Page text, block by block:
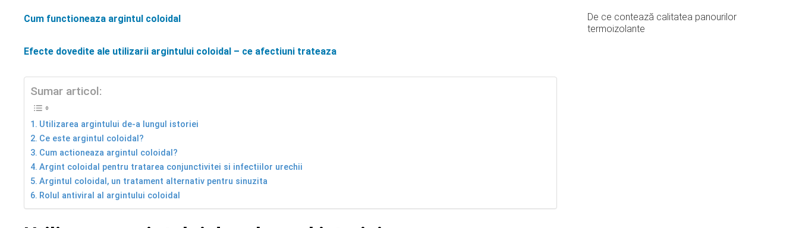
Cum functioneaza argintul coloidal
Efecte dovedite ale utilizarii argintului coloidal – ce afectiuni trateaza
Sumar articol:
Utilizarea argintului de-a lungul istoriei
Ce este argintul coloidal?
Cum actioneaza argintul coloidal?
Argint coloidal pentru tratarea conjunctivitei si infectiilor urechii
Argintul coloidal, un tratament alternativ pentru sinuzita
Rolul antiviral al argintului coloidal
De ce contează calitatea panourilor
termoizolante